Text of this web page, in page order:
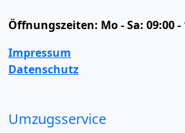
Öffnungszeiten: Mo - Sa: 09:00
Impressum
Datenschutz
Umzugsservice